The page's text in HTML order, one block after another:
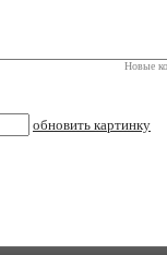
Новые
обновить картинку